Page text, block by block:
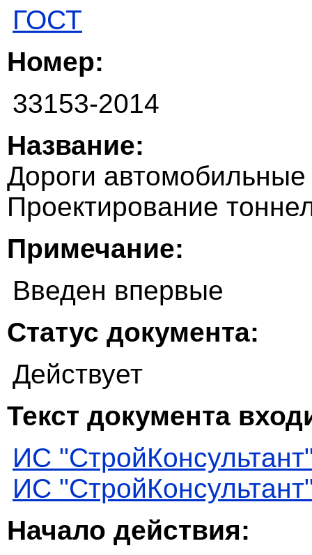
ГОСТ
Номер:
33153-2014
Название:
Дороги
Проектирование
Примечание:
Введен впервые
Статус документа:
Действует
Текст документа
ИС
ИС
Начало действия: